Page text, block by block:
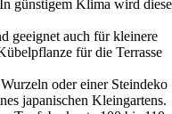
günstigem Klima wird diese
geeignet auch für kleinere
für die Terrasse
oder einer Steindeko
japanischen Kleingartens.